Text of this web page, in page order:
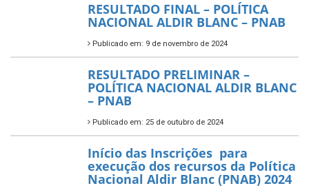
RESULTADO FINAL – POLÍTICA
NACIONAL ALDIR BLANC – PNAB
Publicado em: 9 de novembro de 2024
RESULTADO PRELIMINAR –
POLÍTICA NACIONAL ALDIR BLANC
– PNAB
Publicado em: 25 de outubro de 2024
Início das Inscrições para
execução dos recursos da Política
Nacional Aldir Blanc (PNAB) 2024